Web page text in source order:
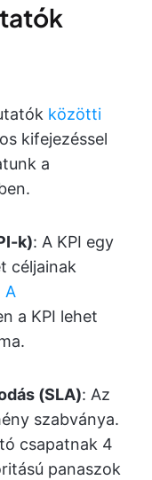
közötti
kifejezéssel
a
k): A KPI egy
céljainak
A
a KPI lehet
(SLA): Az
szabványa.
csapatnak 4
panaszok